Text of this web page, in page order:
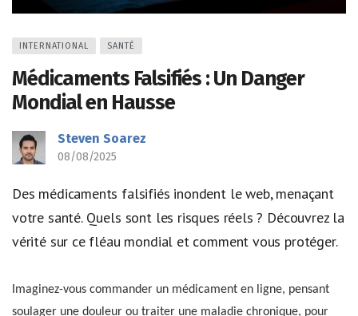
INTERNATIONAL SANTÉ
Médicaments Falsifiés : Un Danger
Mondial en Hausse
Steven Soarez
08/08/2025
Des médicaments falsifiés inondent le web, menaçant
votre santé. Quels sont les risques réels ? Découvrez la
vérité sur ce fléau mondial et comment vous protéger.
Imaginez-vous commander un médicament en ligne, pensant
soulager une douleur ou traiter une maladie chronique, pour